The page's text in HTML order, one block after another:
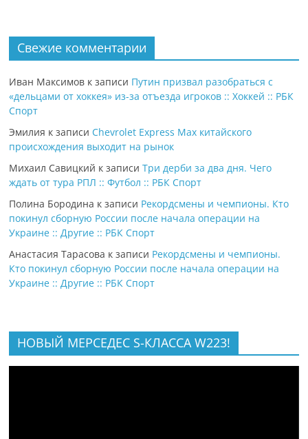
Свежие комментарии
Иван Максимов к записи Путин призвал разобраться с
«дельцами от хоккея» из-за отъезда игроков :: Хоккей :: РБК
Спорт
Эмилия к записи Chevrolet Express Max китайского
происхождения выходит на рынок
Михаил Савицкий к записиТри дерби за два дня. Чего
ждать от тура РПЛ :: Футбол :: РБК Спорт
Полина Бородина к записи Рекордсмены и чемпионы. Кто
покинул сборную России после начала операции на
Украине :: Другие :: РБК Спорт
Анастасия Тарасова к записи Рекордсмены и чемпионы.
Кто покинул сборную России после начала операции на
Украине :: Другие :: РБК Спорт
НОВЫЙ МЕРСЕДЕС S-КЛАССА W223!